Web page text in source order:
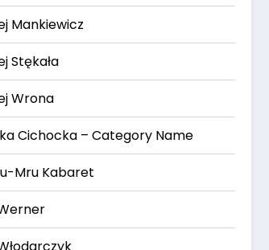
Mankiewicz
Stękała
Wrona
Cichocka – Category Name
Mru Kabaret